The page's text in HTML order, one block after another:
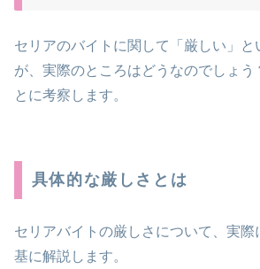
セリアのバイトに関して「厳しい」と
が、実際のところはどうなのでしょう
とに考察します。
具体的な厳しさとは
セリアバイトの厳しさについて、実際
基に解説します。